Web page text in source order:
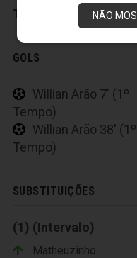
NÃO
Técnico: Paulo Sousa
GOLS
Willian Arão 7' (1º
Tempo)
Willian Arão 38' (1º
Tempo)
SUBSTITUIÇÕES
(1) (Intervalo)
Matheuzinho